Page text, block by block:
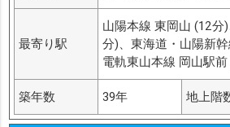
最寄り駅
山陽本線 東岡山 (12分
分)、東海道・山陽新
電軌東山本線 岡山駅前
築年数 39年 地上階